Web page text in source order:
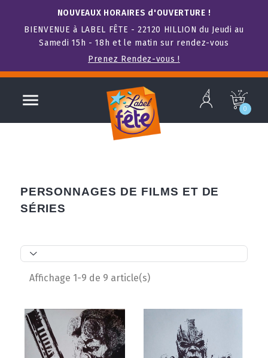
NOUVEAUX HORAIRES d'OUVERTURE !
BIENVENUE à LABEL FÊTE - 22120 HILLION du Jeudi au
Samedi 15h - 18h et le matin sur rendez-vous
Prenez Rendez-vous !
 b c
0
PERSONNAGES DE FILMS ET DE
SÉRIES
t
Affichage 1-9 de 9 article(s)